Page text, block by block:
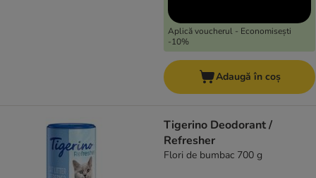
Aplică voucherul - Economisești
-10%
Adaugă în coș
Tigerino Deodorant /
Refresher
Flori de bumbac 700 g